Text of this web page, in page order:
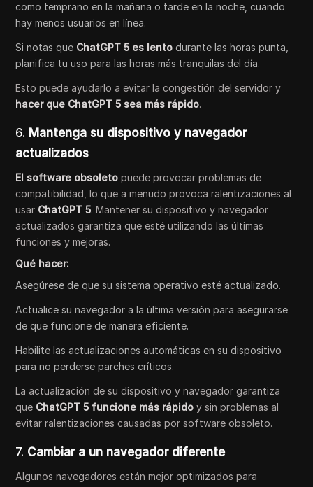
como temprano en la mañana o tarde en la noche, cuando
hay menos usuarios en línea.
Si notas que ChatGPT 5 es lento durante las horas punta,
planifica tu uso para las horas más tranquilas del día.
Esto puede ayudarlo a evitar la congestión del servidor y
hacer que ChatGPT 5 sea más rápido.
6. Mantenga su dispositivo y navegador
actualizados
El software obsoleto puede provocar problemas de
compatibilidad, lo que a menudo provoca ralentizaciones al
usar ChatGPT 5. Mantener su dispositivo y navegador
actualizados garantiza que esté utilizando las últimas
funciones y mejoras.
Qué hacer:
Asegúrese de que su sistema operativo esté actualizado.
Actualice su navegador a la última versión para asegurarse
de que funcione de manera eficiente.
Habilite las actualizaciones automáticas en su dispositivo
para no perderse parches críticos.
La actualización de su dispositivo y navegador garantiza
que ChatGPT 5 funcione más rápido y sin problemas al
evitar ralentizaciones causadas por software obsoleto.
7. Cambiar a un navegador diferente
Algunos navegadores están mejor optimizados para